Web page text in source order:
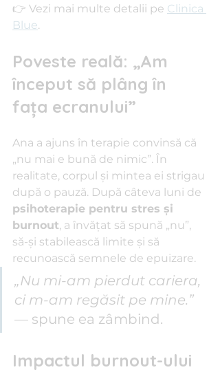
👉 Vezi mai multe detalii pe Clinica
Blue.
Poveste reală: „Am
început să plâng în
fața ecranului”
Ana a ajuns în terapie convinsă că
„nu mai e bună de nimic”. În
realitate, corpul și mintea ei strigau
după o pauză. După câteva luni de
psihoterapie pentru stres și
burnout, a învățat să spună „nu”,
să-și stabilească limite și să
recunoască semnele de epuizare.
„Nu mi-am pierdut cariera,
ci m-am regăsit pe mine.”
— spune ea zâmbind.
Impactul burnout-ului